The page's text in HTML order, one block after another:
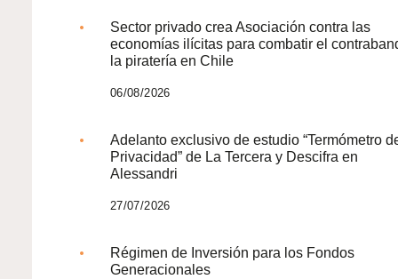
Sector privado crea Asociación contra las
economías ilícitas para combatir el
la piratería en Chile
06/08/2026
Adelanto exclusivo de estudio “Termómetro
Privacidad” de La Tercera y Descifra en
Alessandri
27/07/2026
Régimen de Inversión para los Fondos
Generacionales